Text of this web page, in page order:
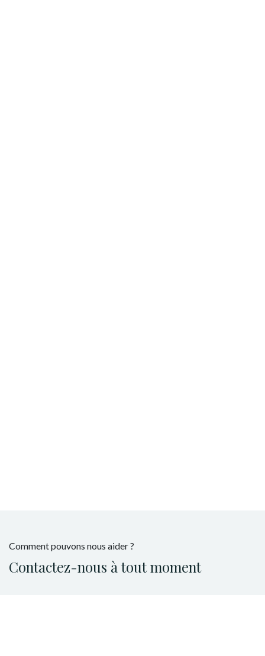
Comment pouvons nous aider ?
Contactez-nous à tout moment